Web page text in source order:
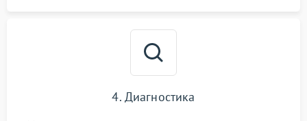
4. Диагностика